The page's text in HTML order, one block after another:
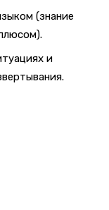
(знание
и